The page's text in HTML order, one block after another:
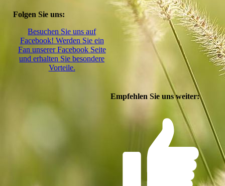
Folgen Sie uns:
Besuchen Sie uns auf
Facebook! Werden Sie ein
Fan unserer Facebook Seite
und erhalten Sie besondere
Vorteile.
Empfehlen Sie uns weiter: